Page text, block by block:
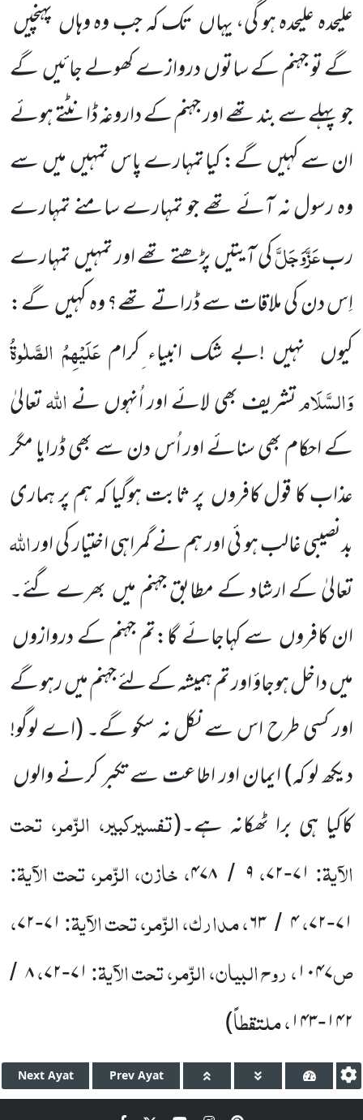
علیحدہ علیحدہ ہو گی، یہاں تک کہ جب وہ وہاں پہنچیں
گے تو جہنم کے ساتوں دروازے کھولے جائیں گے
جو پہلے سے بند تھے اور جہنم کے داروغہ ڈانٹتے ہوئے
ان سے کہیں گے: کیا تمہارے پاس تمہیں میں سے
وہ رسول نہ آئے تھے جو تمہارے سامنے تمہارے
ربعَزَّوَجَلَّکی آیتیں پڑھتے تھے اور تمہیں تمہارے
اِس دن کی ملاقات سے ڈراتے تھے؟ وہ کہیں گے:
کیوں نہیں !بے شک انبیاء ِکرامعَلَیْہِمُ الصَّلٰوۃُ
وَالسَّلَامتشریف بھی لائے اور اُنہوں نےاللہتعالیٰ
کے احکام بھی سنائے اور اُس دن سے بھی ڈرایا مگر
عذاب کا قول کافروں پر ثابت ہوگیا کہ ہم پر ہماری
بدنصیبی غالب ہو ئی اور ہم نے گمراہی اختیار کی اوراللہ
تعالیٰ کے ارشاد کے مطابق جہنم میں بھرے گئے۔
ان کافروں سے کہاجائے گا:تم جہنم کے دروازوں
میں داخل ہوجاؤ اور تم ہمیشہ کے لئے جہنم میں رہو گے
اور کسی طرح اس سے نکل نہ سکو گے۔ (اے لوگو!
دیکھ لو کہ) ایمان اور اطاعت سے تکبر کرنے والوں
کاکیا ہی برا ٹھکانہ ہے۔(تفسیرکبیر، الزّمر، تحت
الآیۃ: ۷۱-۷۲،۹ / ۴۷۸، خازن، الزّمر، تحت الآیۃ:
۷۱-۷۲،۴ / ۶۳، مدارک، الزّمر، تحت الآیۃ:۷۱-۷۲،
ص۱۰۴۷، روح البیان، الزّمر، تحت الآیۃ:۷۱-۷۲،۸ /
۱۴۲-۱۴۳، ملتقطاً)
Next Ayat Prev Ayat